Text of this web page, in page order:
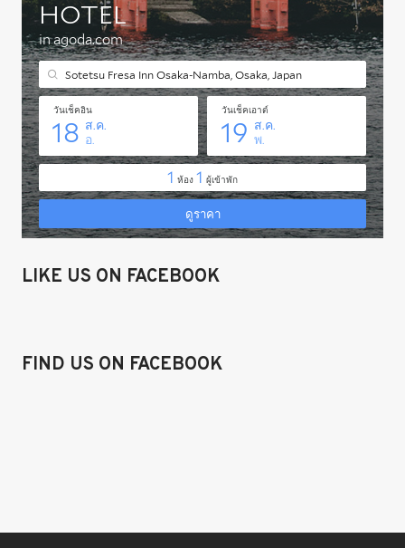
LIKE US ON FACEBOOK
FIND US ON FACEBOOK